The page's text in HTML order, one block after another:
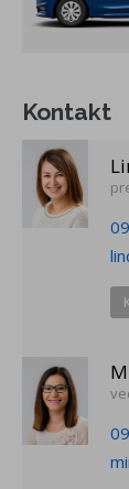
2-ramenný
centrálne
kľúče)
infotaiment
DAB-
Bluetooth
4
zadné
clony s
schránka
Tyre Fit -
oceľové
Kontakt